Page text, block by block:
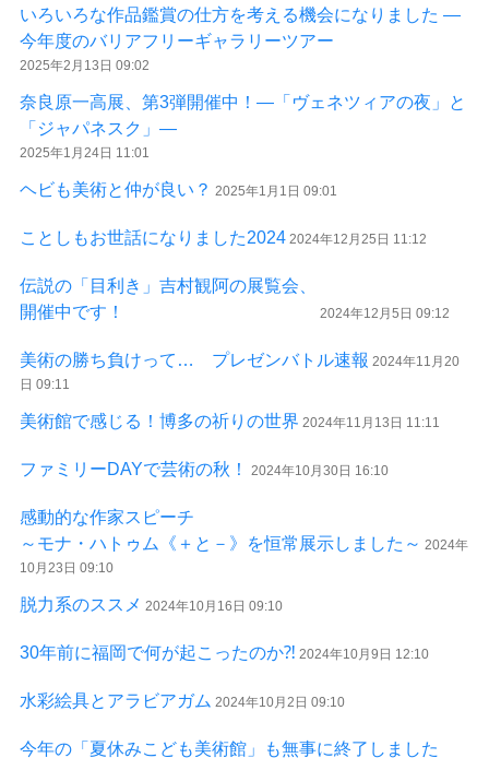
いろいろな作品鑑賞の仕方を考える機会になりました ―
今年度のバリアフリーギャラリーツアー
2025年2月13日 09:02
奈良原一高展、第3弾開催中！―「ヴェネツィアの夜」と
「ジャパネスク」―
2025年1月24日 11:01
ヘビも美術と仲が良い？ 2025年1月1日 09:01
ことしもお世話になりました2024 2024年12月25日 11:12
伝説の「目利き」吉村観阿の展覧会、
開催中です！
2024年12月5日 09:12
美術の勝ち負けって… プレゼンバトル速報 2024年11月20
日 09:11
美術館で感じる！博多の祈りの世界 2024年11月13日 11:11
ファミリーDAYで芸術の秋！ 2024年10月30日 16:10
感動的な作家スピーチ
～モナ・ハトゥム《＋と－》を恒常展示しました～ 2024年
10月23日 09:10
脱力系のススメ 2024年10月16日 09:10
30年前に福岡で何が起こったのか⁈ 2024年10月9日 12:10
水彩絵具とアラビアガム 2024年10月2日 09:10
今年の「夏休みこども美術館」も無事に終了しました